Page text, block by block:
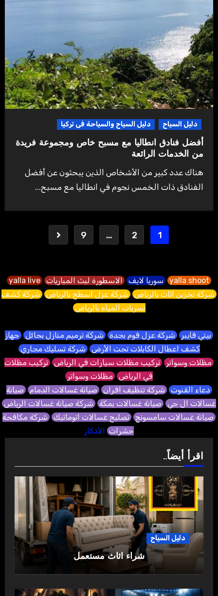
دليل السياح دليل السياح والسياحة فى تركيا
أفضل فنادق انطاليا مع مسبح خاص ومجموعة فريدة
من الخدمات الرائعة
هناك عدد كبير من الأشخاص الذين يبحثون عن أفضل
الفنادق ذات الخمس نجوم في انطاليا مع مسبح...
1
2
…
9
yalla shoot سوريا لايف الاسطورة لبث المباريات yalla live
شركة تخزين اثاث بالرياض شركة عزل اسطح بالرياض شركة كشف
تسربات المياه بالرياض
بيتي فايبر شركة عزل فوم بجدة شركة ترميم منازل بحائل جهاز
كشف اعطال الكابلات تحت الأرض شركة تسليك مجاري
مظلات وسواتر تركيب مظلات سيارات في الرياض تركيب مظلات
في الرياض مظلات وسواتر
دعاء القنوت شركة تنظيف افران صيانة غسالات الدمام صيانة
غسالات ال جي صيانة غسالات بمكة شركة صيانة غسالات الرياض
صيانة غسالات سامسونج تصليح غسالات اتوماتيك شركة مكافحة
حشرات الأذكار
اقرأ أيضاً..
دليل السياح
شراء اثاث مستعمل